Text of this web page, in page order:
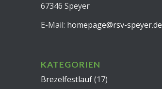
67346 Speyer
E-Mail: homepage@rsv-speyer.de
KATEGORIEN
Brezelfestlauf(17)